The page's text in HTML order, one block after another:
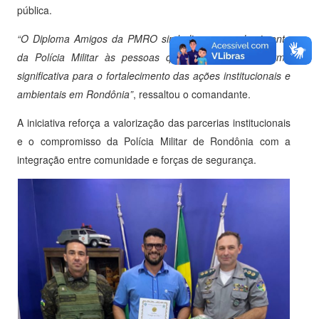
pública.
“O Diploma Amigos da PMRO simboliza o reconhecimento
da Polícia Militar às pessoas que contribuem de forma
significativa para o fortalecimento das ações institucionais e
ambientais em Rondônia”, ressaltou o comandante.
A iniciativa reforça a valorização das parcerias institucionais
e o compromisso da Polícia Militar de Rondônia com a
integração entre comunidade e forças de segurança.